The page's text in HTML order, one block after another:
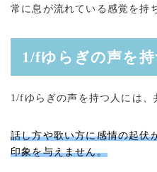
常に息が流れている感覚を持
1/fゆらぎの声を
1/fゆらぎの声を持つ人には、
話し方や歌い方に感情の起伏
印象を与えません。